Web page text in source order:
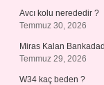
Avcı kolu nerededir ?
Temmuz 30, 2026
Miras Kalan
Temmuz 29, 2026
W34 kaç beden ?